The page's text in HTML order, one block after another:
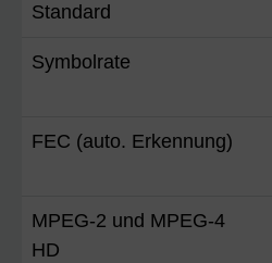
Standard
Symbolrate
FEC (auto. Erkennung)
MPEG-2 und MPEG-4
HD